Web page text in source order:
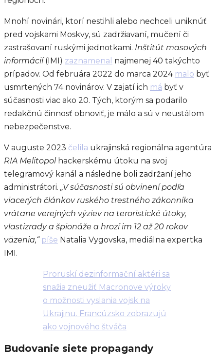
Mnohí novinári, ktorí nestihli alebo nechceli uniknúť
pred vojskami Moskvy, sú zadržiavaní, mučení či
zastrašovaní ruskými jednotkami. Inštitút masových
informácií (IMI) zaznamenal najmenej 40 takýchto
prípadov. Od februára 2022 do marca 2024 malo byť
usmrtených 74 novinárov. V zajatí ich má byť v
súčasnosti viac ako 20. Tých, ktorým sa podarilo
redakčnú činnosť obnoviť, je málo a sú v neustálom
nebezpečenstve.
V auguste 2023 čelila ukrajinská regionálna agentúra
RIA Melitopol hackerskému útoku na svoj
telegramový kanál a následne boli zadržaní jeho
administrátori. „V súčasnosti sú obvinení podľa
viacerých článkov ruského trestného zákonníka
vrátane verejných výziev na teroristické útoky,
vlastizrady a špionáže a hrozí im 12 až 20 rokov
väzenia,“ píše Natalia Vygovska, mediálna expertka
IMI.
Proruskí dezinformační aktéri sa
snažia zneužiť Macronove výroky
o možnosti vyslania vojsk na
Ukrajinu. Francúzsko zobrazujú
ako vojnového štváča
Budovanie siete propagandy